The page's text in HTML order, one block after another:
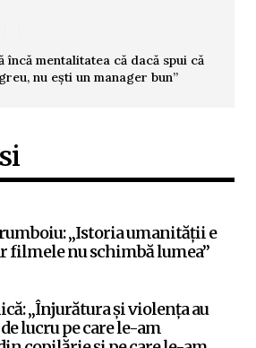
încă mentalitatea că dacă spui că
nu ești un manager bun”
„Istoria umanității e
filmele nu schimbă lumea”
„Înjurătura și violența au
lucru pe care le-am